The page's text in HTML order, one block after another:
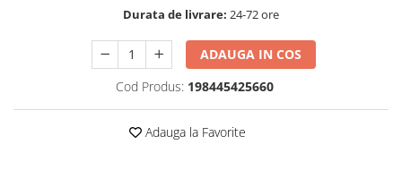
Durata de livrare: 24-72 ore
ADAUGA IN COS
Cod Produs: 198445425660
Adauga la Favorite